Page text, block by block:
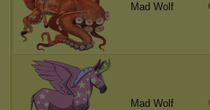
Mad Wolf
Mad Wolf